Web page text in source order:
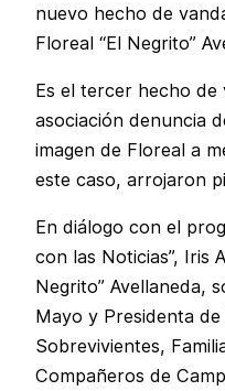
nuevo hecho de
Floreal “El Negrito”
Es el tercer hecho de
asociación denuncia
imagen de Floreal a
este caso, arrojaron
En diálogo con el
con las Noticias”, Iris
Negrito” Avellaneda,
Mayo y Presidenta
Sobrevivientes,
Compañeros de